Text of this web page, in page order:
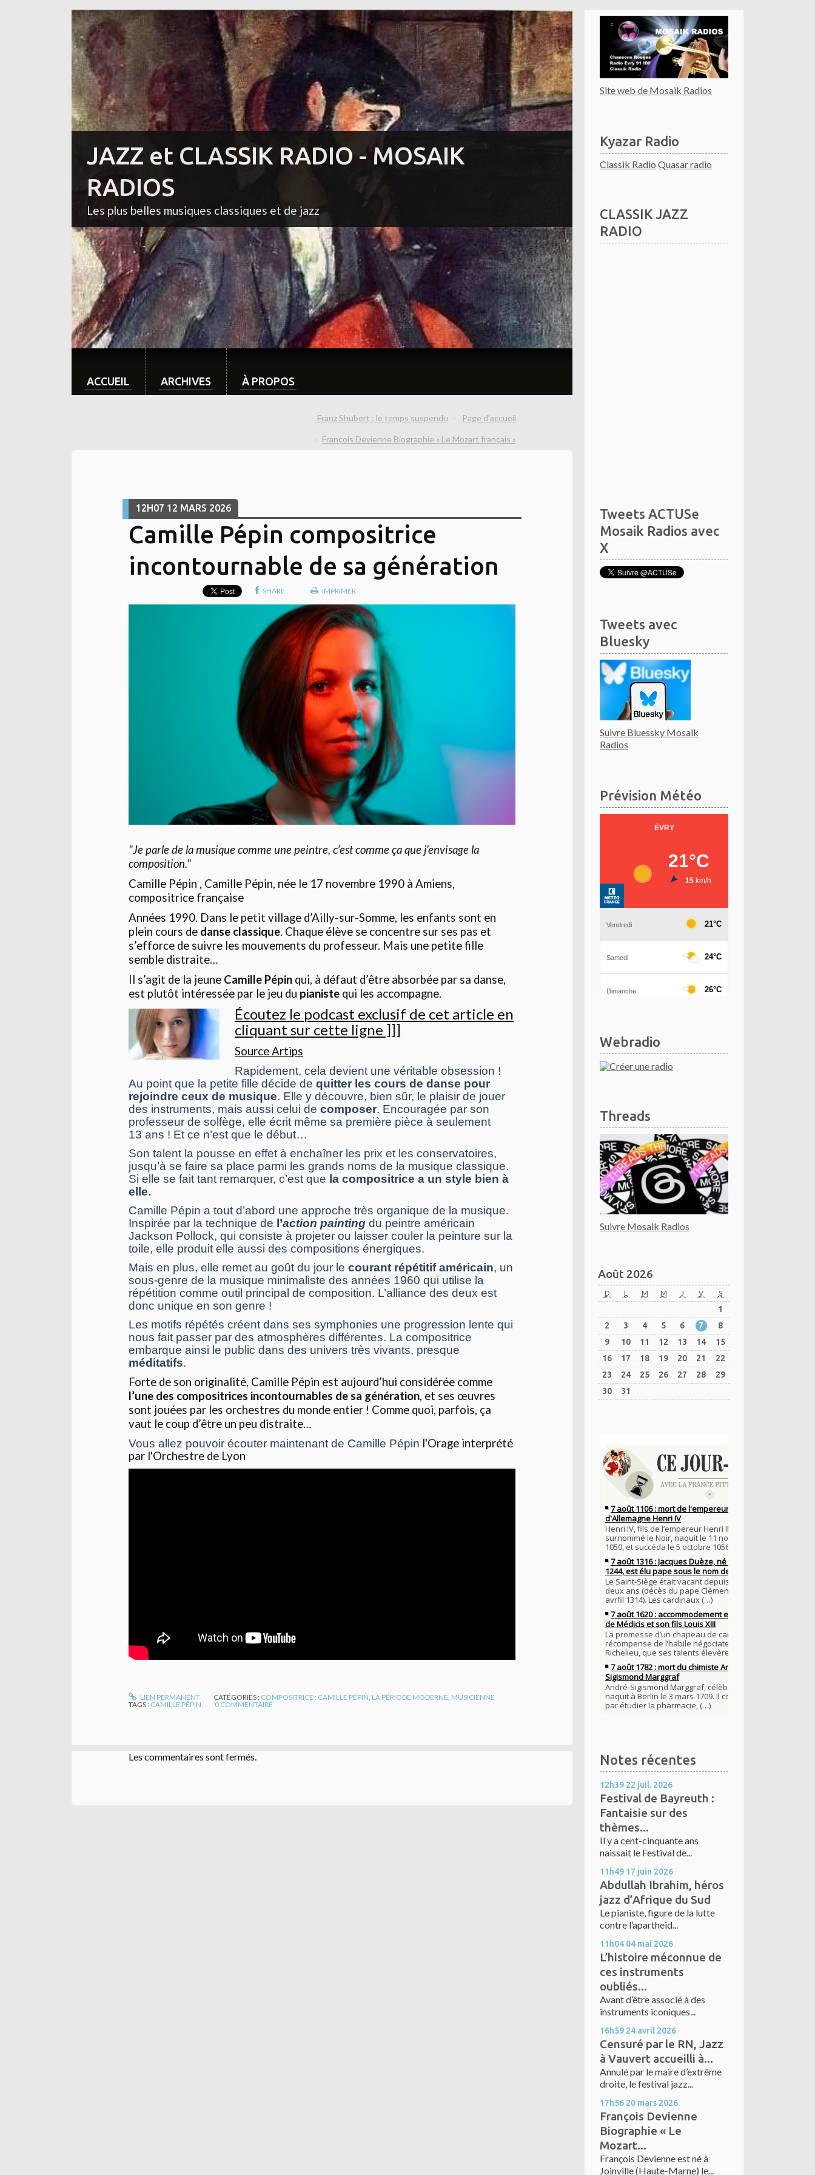
JAZZ et CLASSIK RADIO - MOSAIK
RADIOS
Les plus belles musiques classiques et de jazz
ACCUEIL ARCHIVES À PROPOS
Franz Shubert : le temps suspendu Page d'accueil
François Devienne Biographie « Le Mozart français »
12H07 12 MARS 2026
Camille Pépin compositrice
incontournable de sa génération
SHARE IMPRIMER
"Je parle de la musique comme une peintre, c’est comme ça que j’envisage la
composition."
Camille Pépin , Camille Pépin, née le 17 novembre 1990 à Amiens,
compositrice française
Années 1990. Dans le petit village d’Ailly-sur-Somme, les enfants sont en
plein cours de danse classique. Chaque élève se concentre sur ses pas et
s’efforce de suivre les mouvements du professeur. Mais une petite fille
semble distraite…
Il s’agit de la jeune Camille Pépin qui, à défaut d’être absorbée par sa danse,
est plutôt intéressée par le jeu du pianiste qui les accompagne.
Écoutez le podcast exclusif de cet article en
cliquant sur cette ligne ]]]
Source Artips
Rapidement, cela devient une véritable obsession !
Au point que la petite fille décide de quitter les cours de danse pour
rejoindre ceux de musique. Elle y découvre, bien sûr, le plaisir de jouer
des instruments, mais aussi celui de composer. Encouragée par son
professeur de solfège, elle écrit même sa première pièce à seulement
13 ans ! Et ce n’est que le début…
Son talent la pousse en effet à enchaîner les prix et les conservatoires,
jusqu’à se faire sa place parmi les grands noms de la musique classique.
Si elle se fait tant remarquer, c’est que la compositrice a un style bien à
elle.
Camille Pépin a tout d’abord une approche très organique de la musique.
Inspirée par la technique de l’action painting du peintre américain
Jackson Pollock, qui consiste à projeter ou laisser couler la peinture sur la
toile, elle produit elle aussi des compositions énergiques.
Mais en plus, elle remet au goût du jour le courant répétitif américain, un
sous-genre de la musique minimaliste des années 1960 qui utilise la
répétition comme outil principal de composition. L’alliance des deux est
donc unique en son genre !
Les motifs répétés créent dans ses symphonies une progression lente qui
nous fait passer par des atmosphères différentes. La compositrice
embarque ainsi le public dans des univers très vivants, presque
méditatifs.
Forte de son originalité, Camille Pépin est aujourd’hui considérée comme
l’une des compositrices incontournables de sa génération, et ses œuvres
sont jouées par les orchestres du monde entier ! Comme quoi, parfois, ça
vaut le coup d’être un peu distraite…
Vous allez pouvoir écouter maintenant de Camille Pépin l'Orage interprété
par l'Orchestre de Lyon
LIEN PERMANENT CATÉGORIES : COMPOSITRICE : CAMILLE PÉPIN LA PÉRIODE MODERNE MUSICIENNE
TAGS : CAMILLE PÉPIN 0 COMMENTAIRE
Les commentaires sont fermés.
Site web de Mosaik Radios
Kyazar Radio
Classik Radio Quasar radio
CLASSIK JAZZ
RADIO
Tweets ACTUSe
Mosaik Radios avec
X
Tweets avec
Bluesky
Suivre Bluessky Mosaik
Radios
Prévision Météo
Webradio
Threads
Suivre Mosaik Radios
Août 2026
D L M M J V S
1
2
3 4 5 6 7
8
9
10 11 12 13 14
15
16
17 18 19 20 21
22
23
24 25 26 27 28
29
30
31
Notes récentes
12h39 22 juil. 2026
Festival de Bayreuth :
Fantaisie sur des
thèmes...
Il y a cent-cinquante ans
naissait le Festival de...
11h49 17 juin 2026
Abdullah Ibrahim, héros
jazz d’Afrique du Sud
Le pianiste, figure de la lutte
contre l’apartheid...
11h04 04 mai 2026
L’histoire méconnue de
ces instruments
oubliés...
Avant d’être associé à des
instruments iconiques...
16h59 24 avril 2026
Censuré par le RN, Jazz
à Vauvert accueilli à...
Annulé par le maire d’extrême
droite, le festival jazz...
17h56 20 mars 2026
François Devienne
Biographie « Le
Mozart...
François Devienne est né à
Joinville (Haute-Marne) le...